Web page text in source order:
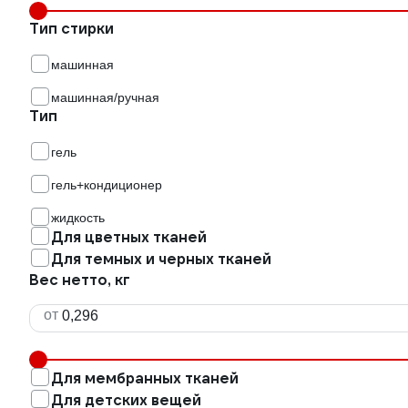
Тип стирки
машинная
машинная/ручная
Тип
гель
гель+кондиционер
жидкость
Для цветных тканей
Для темных и черных тканей
Вес нетто, кг
от
Для мембранных тканей
Для детских вещей